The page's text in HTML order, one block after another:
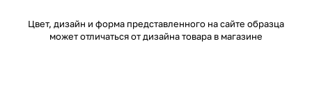
Цвет, дизайн и форма представленного на сайте образца
может отличаться от дизайна товара в магазине